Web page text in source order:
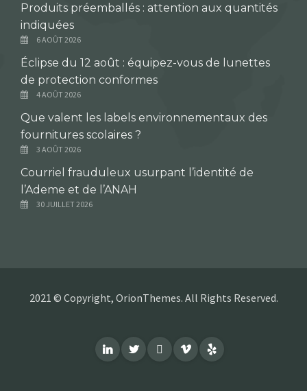
Produits préemballés : attention aux quantités
indiquées
6 AOÛT 2026
Éclipse du 12 août : équipez-vous de lunettes
de protection conformes
4 AOÛT 2026
Que valent les labels environnementaux des
fournitures scolaires ?
3 AOÛT 2026
Courriel frauduleux usurpant l’identité de
l’Ademe et de l’ANAH
30 JUILLET 2026
2021 © Copyright, OrionThemes. All Rights Reserved.